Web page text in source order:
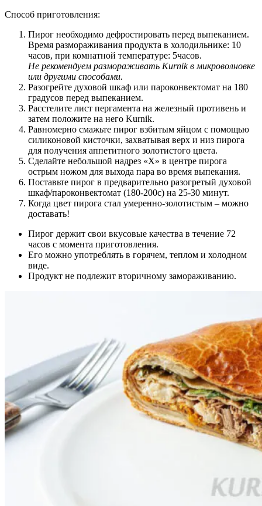
Способ приготовления:
Пирог необходимо дефростировать перед выпеканием.
Время размораживания продукта в холодильнике: 10
часов, при комнатной температуре: 5часов.
Не рекомендуем размораживать Kurnik в микроволновке
или другими способами.
Разогрейте духовой шкаф или пароконвектомат на 180
градусов перед выпеканием.
Расстелите лист пергамента на железный противень и
затем положите на него Kurnik.
Равномерно смажьте пирог взбитым яйцом с помощью
силиконовой кисточки, захватывая верх и низ пирога
для получения аппетитного золотистого цвета.
Сделайте небольшой надрез «Х» в центре пирога
острым ножом для выхода пара во время выпекания.
Поставьте пирог в предварительно разогретый духовой
шкаф/пароконвектомат (180-200с) на 25-30 минут.
Когда цвет пирога стал умеренно-золотистым – можно
доставать!
Пирог держит свои вкусовые качества в течение 72
часов с момента приготовления.
Его можно употреблять в горячем, теплом и холодном
виде.
Продукт не подлежит вторичному замораживанию.